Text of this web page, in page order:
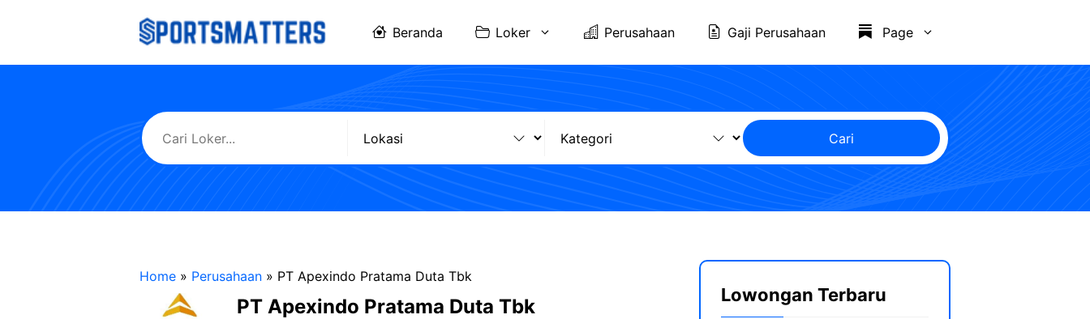
Beranda Loker Perusahaan Gaji Perusahaan Page
Cari
Home » Perusahaan » PT Apexindo Pratama Duta Tbk
PT Apexindo Pratama Duta Tbk Lowongan Terbaru